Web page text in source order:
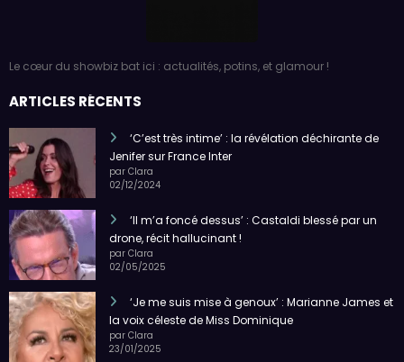
Le cœur du showbiz bat ici : actualités, potins, et glamour !
ARTICLES RÉCENTS
‘C’est très intime’ : la révélation déchirante de
Jenifer sur France Inter